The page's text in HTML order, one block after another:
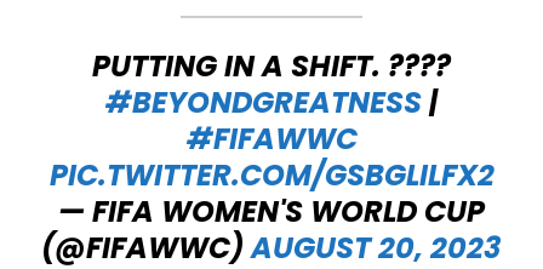
PUTTING IN A SHIFT. ????
#BEYONDGREATNESS|
#FIFAWWC
PIC.TWITTER.COM/GSBGLILFX2
— FIFA WOMEN'S WORLD CUP
(@FIFAWWC)AUGUST 20, 2023